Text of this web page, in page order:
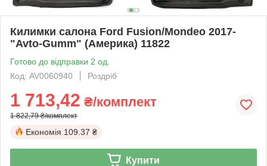
Килимки салона Ford Fusion/Mondeo 2017-
"Avto-Gumm" (Америка) 11822
Готово до відправки 2 од.
Код: AV0060940
Роздріб
1 713,42 ₴/комплект
1 822,79 ₴/комплект
Економія 109.37 ₴
Купити